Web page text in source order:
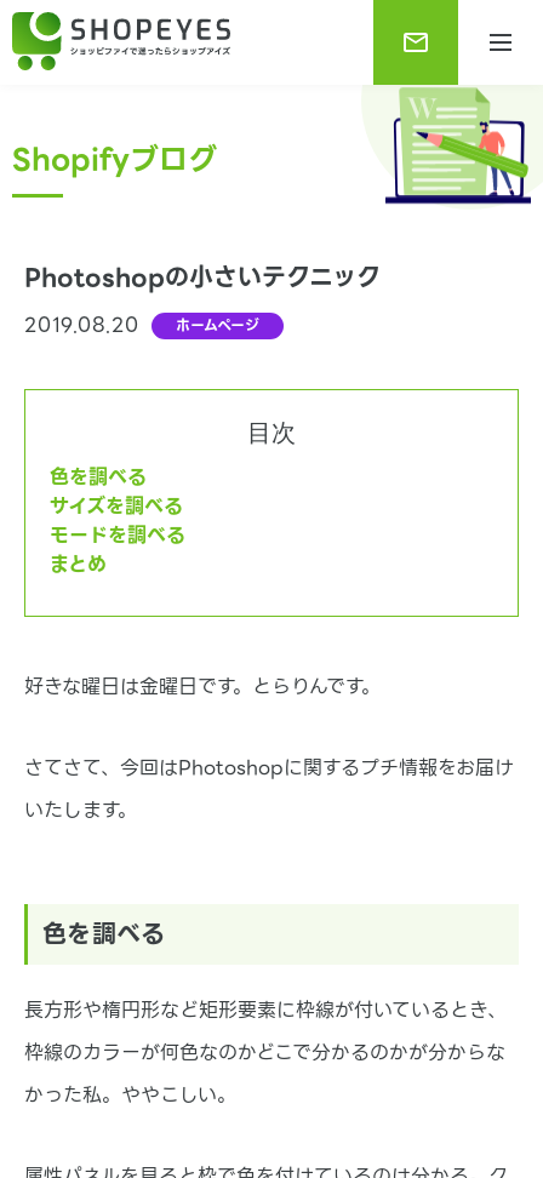
Shopifyブログ
Photoshopの小さいテクニック
2019.08.20 ホームページ
目次
色を調べる
サイズを調べる
モードを調べる
まとめ
好きな曜日は金曜日です。とらりんです。
さてさて、今回はPhotoshopに関するプチ情報をお届け
いたします。
色を調べる
長方形や楕円形など矩形要素に枠線が付いているとき、
枠線のカラーが何色なのかどこで分かるのかが分からな
かった私。ややこしい。
Shopifyに関する最新で役に立つ情報をお知らせしま
Shopify基本情報